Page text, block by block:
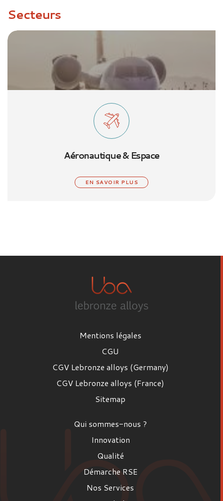
Secteurs
Aéronautique & Espace
EN SAVOIR PLUS
Mentions légales
CGU
CGV Lebronze alloys (Germany)
CGV Lebronze alloys (France)
Sitemap
Qui sommes-nous ?
Innovation
Qualité
Démarche RSE
Nos Services